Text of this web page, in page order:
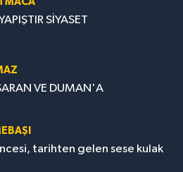
SİYASET
VE DUMAN'A
tarihten gelen sese kulak